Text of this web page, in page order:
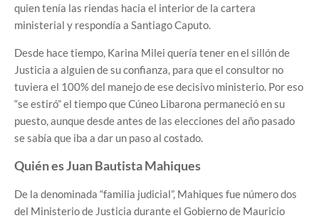
quien tenía las riendas hacia el interior de la cartera
ministerial y respondía a Santiago Caputo.
Desde hace tiempo, Karina Milei quería tener en el sillón de
Justicia a alguien de su confianza, para que el consultor no
tuviera el 100% del manejo de ese decisivo ministerio. Por eso
“se estiró” el tiempo que Cúneo Libarona permaneció en su
puesto, aunque desde antes de las elecciones del año pasado
se sabía que iba a dar un paso al costado.
Quién es Juan Bautista Mahiques
De la denominada “familia judicial”, Mahiques fue número dos
del Ministerio de Justicia durante el Gobierno de Mauricio